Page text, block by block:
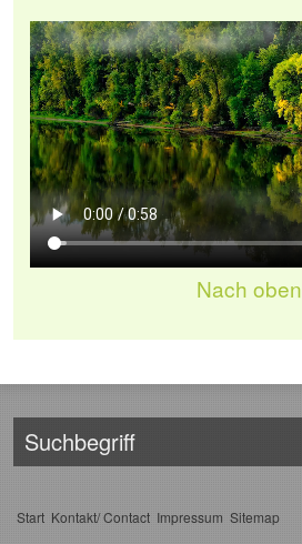
Nach oben
Start Kontakt/ Contact Impressum Sitemap